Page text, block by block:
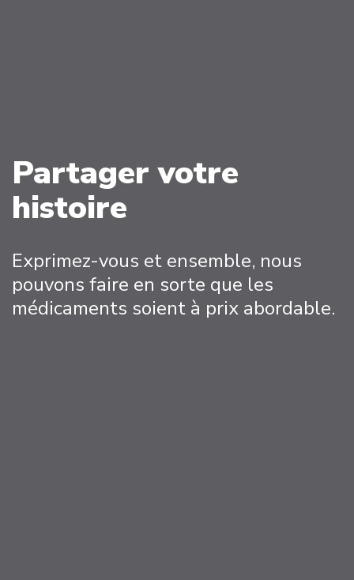
Partager votre
histoire
Exprimez-vous et ensemble, nous
pouvons faire en sorte que les
médicaments soient à prix abordable.